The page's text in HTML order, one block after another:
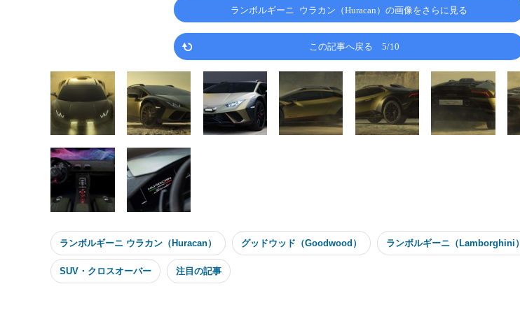
ランボルギーニ ウラカン（Huracan）の画像をさらに見る
この記事へ戻る 5/10
ランボルギーニ ウラカン（Huracan） グッドウッド（Goodwood） ランボルギーニ（Lamborghini）
SUV・クロスオーバー 注目の記事